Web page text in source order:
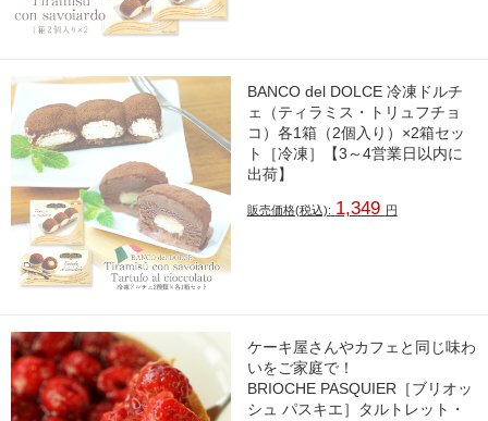
BANCO del DOLCE 冷凍ドルチ
ェ（ティラミス・トリュフチョ
コ）各1箱（2個入り）×2箱セッ
ト［冷凍］【3～4営業日以内に
出荷】
販売価格(税込): 1,349 円
ケーキ屋さんやカフェと同じ味わ
いをご家庭で！
BRIOCHE PASQUIER［ブリオッ
シュ パスキエ］タルトレット・